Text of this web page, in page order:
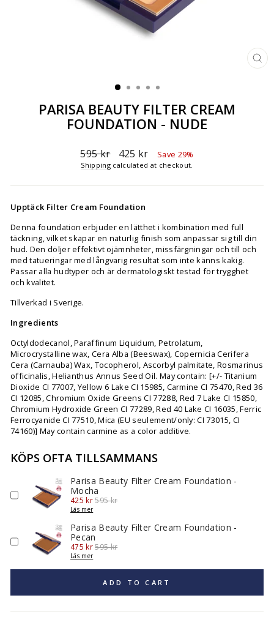
PARISA BEAUTY FILTER CREAM
FOUNDATION - NUDE
Regular
price
595 kr
Sale
price
425 kr Save 29%
Shippingcalculated at checkout.
Upptäck Filter Cream Foundation
Denna foundation erbjuder en lätthet i kombination med full
täckning, vilket skapar en naturlig finish som anpassar sig till din
hud. Den döljer effektivt ojämnheter, missfärgningar och till och
med tatueringar med långvarig resultat som inte känns kakig.
Passar alla hudtyper och är dermatologiskt testad för trygghet
och kvalitet.
Tillverkad i Sverige.
Ingredients
Octyldodecanol, Paraffinum Liquidum, Petrolatum,
Microcrystalline wax, Cera Alba (Beeswax), Copernicia Cerifera
Cera (Carnauba) Wax, Tocopherol, Ascorbyl palmitate, Rosmarinus
officinalis, Helianthus Annus Seed Oil. May contain: [+/- Titanium
Dioxide CI 77007, Yellow 6 Lake CI 15985, Carmine CI 75470, Red 36
CI 12085, Chromium Oxide Greens CI 77288, Red 7 Lake CI 15850,
Chromium Hydroxide Green CI 77289, Red 40 Lake CI 16035, Ferric
Ferrocyanide CI 77510, Mica (EU seulement/only: CI 73015, CI
74160)] May contain carmine as a color additive.
KÖPS OFTA TILLSAMMANS
Parisa Beauty Filter Cream Foundation -
Mocha
Sale
price
425 krOriginal
595 kr
Läs mer
Parisa Beauty Filter Cream Foundation -
Pecan
Sale
price
475 krOriginal
595 kr
Läs mer
ADD TO CART